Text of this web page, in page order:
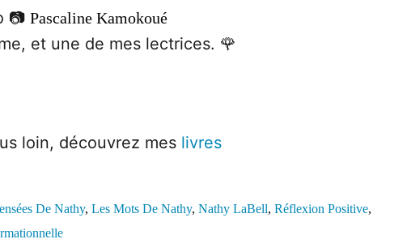
📷 Pascaline Kamokoué
et une de mes lectrices. 🌹
loin, découvrez mes livres
De Nathy, Les Mots De Nathy, Nathy LaBell, Réflexion Positive,